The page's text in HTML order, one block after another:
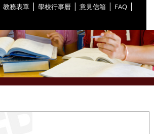
教務表單 | 學校行事曆 | 意見信箱 | FAQ |